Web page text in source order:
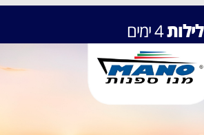
לילות4ימים